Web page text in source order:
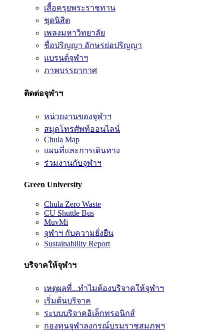
เสื้อครุยพระราชทาน
ชุดนิสิต
เพลงมหาวิทยาลัย
ชื่อปริญญา อักษรย่อปริญญา
แบรนด์จุฬาฯ
ภาพบรรยากาศ
ติดต่อจุฬาฯ
หน่วยงานของจุฬาฯ
สมุดโทรศัพท์ออนไลน์
Chula Map
แผนที่และการเดินทาง
ร่วมงานกับจุฬาฯ
Green University
Chula Zero Waste
CU Shuttle Bus
MuvMi
จุฬาฯ กับความยั่งยืน
Sustainability Report
บริจาคให้จุฬาฯ
เหตุผลที่...ทำไมต้องบริจาคให้จุฬาฯ
เริ่มต้นบริจาค
ระบบบริจาคอิเล็กทรอนิกส์
กองทุนจุฬาลงกรณ์บรมราชสมภพฯ